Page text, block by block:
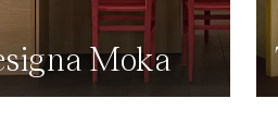
Moka